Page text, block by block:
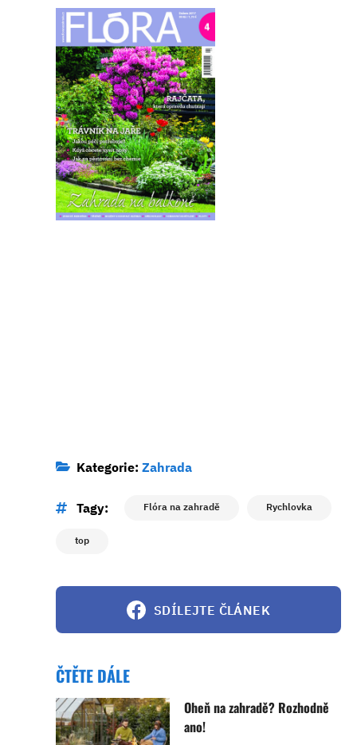
Kategorie: Zahrada
Tagy: Flóra na zahradě Rychlovka
top
SDÍLEJTE ČLÁNEK
ČTĚTE DÁLE
Oheň na zahradě? Rozhodně
ano!